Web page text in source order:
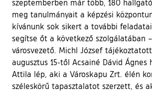
szeptemberben már több, 180
meg tanulmányait a képzési
kívánunk sok sikert a további
segítse őt a következő szolgálatában
városvezető. Michl József
augusztus 15-től Acsainé Dávid Ágnes
Attila lép, aki a Városkapu Zrt. élén
széleskörű tapasztalatot szerzett, és